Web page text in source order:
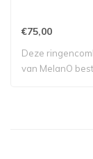
€75,00
Deze
van MelanO